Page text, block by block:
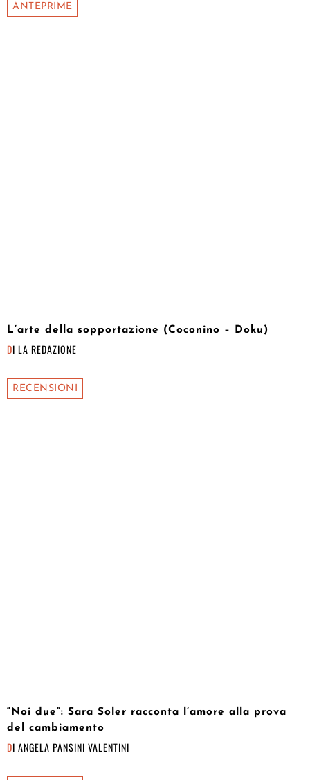
ANTEPRIME
L’arte della sopportazione (Coconino – Doku)
DI LA REDAZIONE
RECENSIONI
“Noi due”: Sara Soler racconta l’amore alla prova
del cambiamento
DI ANGELA PANSINI VALENTINI